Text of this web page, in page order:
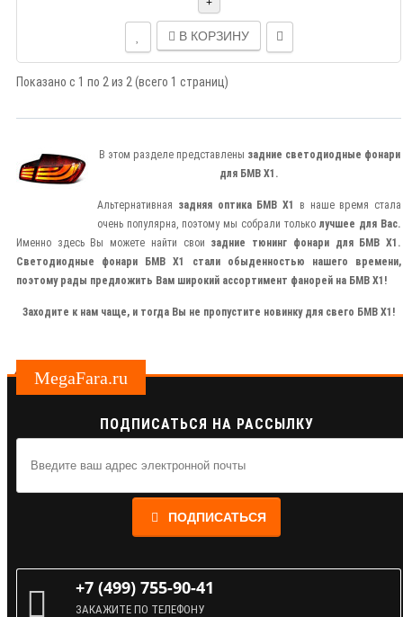
+
В КОРЗИНУ
Показано с 1 по 2 из 2 (всего 1 страниц)
В этом разделе представлены задние светодиодные фонари
для БМВ Х1.
Альтернативная задняя оптика БМВ Х1 в наше время стала
очень популярна, поэтому мы собрали только лучшее для Вас.
Именно здесь Вы можете найти свои задние тюнинг фонари для БМВ Х1 .
Светодиодные фонари БМВ Х1
стали обыденностью нашего времени,
поэтому рады предложить Вам широкий ассортимент фанорей на БМВ Х1 !
Заходите к нам чаще, и тогда Вы не пропустите новинку для свего БМВ Х1!
MegaFara.ru
ПОДПИСАТЬСЯ НА РАССЫЛКУ
ПОДПИСАТЬСЯ
+7 (499) 755-90-41
ЗАКАЖИТЕ ПО ТЕЛЕФОНУ